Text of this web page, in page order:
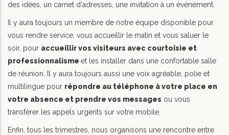
des idées, un carnet d'adresses, une invitation à un évènement.
Il y aura toujours un membre de notre équipe disponible pour
vous rendre service, vous accueillir le matin et vous saluer le
soir, pour accueillir vos visiteurs avec courtoisie et
professionnalisme et les installer dans une confortable salle
de réunion. Il y aura toujours aussi une voix agréable, polie et
multilingue pour répondre au téléphone à votre place en
votre absence et prendre vos messages ou vous
transférer les appels urgents sur votre mobile.
Enfin, tous les trimestres, nous organisons une rencontre entre